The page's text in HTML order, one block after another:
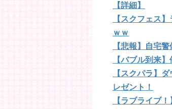
【詳細】
【スクフェス
ｗｗ
【悲報】自宅
【バブル到来
【スクパラ】
レゼント！
【ラブライブ